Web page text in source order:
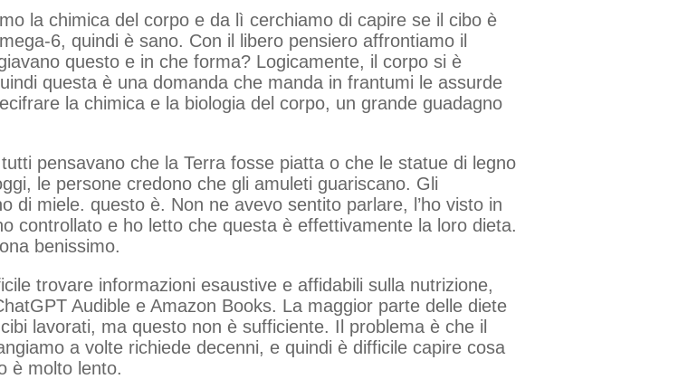
la chimica del corpo e da lì cerchiamo di capire se il cibo è
6, quindi è sano. Con il libero pensiero affrontiamo il
questo e in che forma? Logicamente, il corpo si è
questa è una domanda che manda in frantumi le assurde
la chimica e la biologia del corpo, un grande guadagno
pensavano che la Terra fosse piatta o che le statue di legno
le persone credono che gli amuleti guariscano. Gli
di miele. questo è. Non ne avevo sentito parlare, l’ho visto in
controllato e ho letto che questa è effettivamente la loro dieta.
benissimo.
trovare informazioni esaustive e affidabili sulla nutrizione,
Audible e Amazon Books. La maggior parte delle diete
lavorati, ma questo non è sufficiente. Il problema è che il
a volte richiede decenni, e quindi è difficile capire cosa
è molto lento.